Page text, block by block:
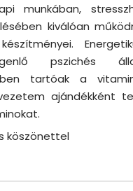
munkában,
kiválóan
pszichés
tartóak a
ajándékként
köszönettel